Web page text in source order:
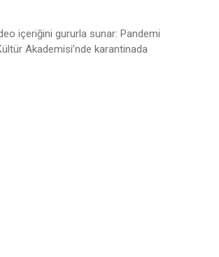
içeriğini gururla sunar: Pandemi
Akademisi’nde karantinada